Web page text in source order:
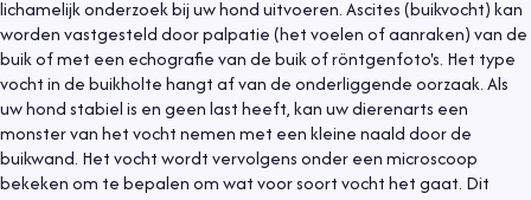
lichamelijk onderzoek bij uw hond uitvoeren. Ascites (buikvocht) kan
worden vastgesteld door palpatie (het voelen of aanraken) van de
buik of met een echografie van de buik of röntgenfoto's. Het type
vocht in de buikholte hangt af van de onderliggende oorzaak. Als
uw hond stabiel is en geen last heeft, kan uw dierenarts een
monster van het vocht nemen met een kleine naald door de
buikwand. Het vocht wordt vervolgens onder een microscoop
bekeken om te bepalen om wat voor soort vocht het gaat. Dit